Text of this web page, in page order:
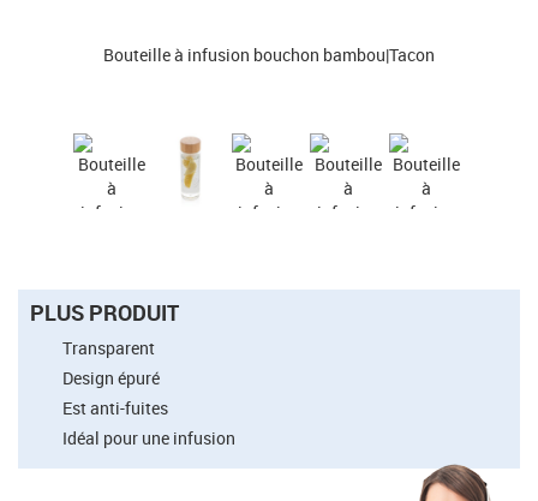
Bouteille à infusion bouchon bambou|Tacon
PLUS PRODUIT
Transparent
Design épuré
Est anti-fuites
Idéal pour une infusion